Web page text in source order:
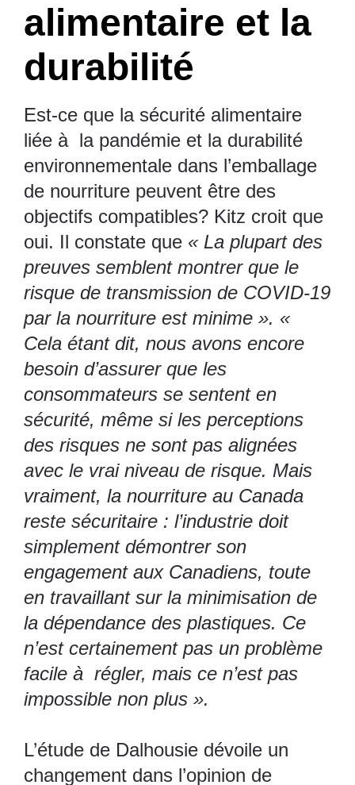
alimentaire et la
durabilité
Est-ce que la sécurité alimentaire
liée à la pandémie et la durabilité
environnementale dans l’emballage
de nourriture peuvent être des
objectifs compatibles? Kitz croit que
oui. Il constate que « La plupart des
preuves semblent montrer que le
risque de transmission de COVID-19
par la nourriture est minime ». «
Cela étant dit, nous avons encore
besoin d’assurer que les
consommateurs se sentent en
sécurité, même si les perceptions
des risques ne sont pas alignées
avec le vrai niveau de risque. Mais
vraiment, la nourriture au Canada
reste sécuritaire : l’industrie doit
simplement démontrer son
engagement aux Canadiens, toute
en travaillant sur la minimisation de
la dépendance des plastiques. Ce
n’est certainement pas un problème
facile à régler, mais ce n’est pas
impossible non plus ».
L’étude de Dalhousie dévoile un
changement dans l’opinion de